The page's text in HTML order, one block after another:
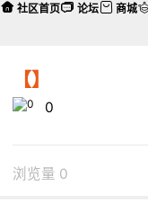
【】
0
浏览量 0
社区首页 论坛 商城